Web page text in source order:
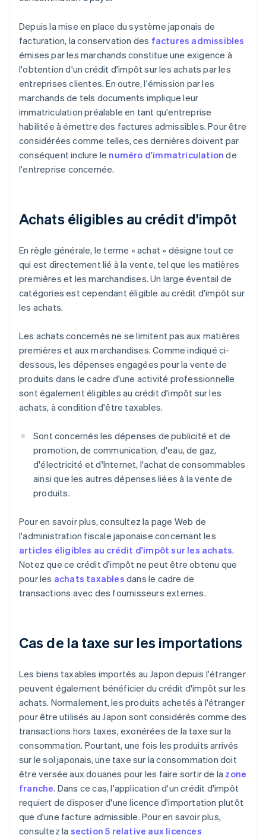
Depuis la mise en place du système japonais de
facturation, la conservation des factures admissibles
émises par les marchands constitue une exigence à
l'obtention d'un crédit d'impôt sur les achats par les
entreprises clientes. En outre, l'émission par les
marchands de tels documents implique leur
immatriculation préalable en tant qu'entreprise
habilitée à émettre des factures admissibles. Pour être
considérées comme telles, ces dernières doivent par
conséquent inclure le numéro d'immatriculation de
l'entreprise concernée.
Achats éligibles au crédit d'impôt
En règle générale, le terme « achat » désigne tout ce
qui est directement lié à la vente, tel que les matières
premières et les marchandises. Un large éventail de
catégories est cependant éligible au crédit d'impôt sur
les achats.
Les achats concernés ne se limitent pas aux matières
premières et aux marchandises. Comme indiqué ci-
dessous, les dépenses engagées pour la vente de
produits dans le cadre d'une activité professionnelle
sont également éligibles au crédit d'impôt sur les
achats, à condition d'être taxables.
Sont concernés les dépenses de publicité et de
promotion, de communication, d'eau, de gaz,
d'électricité et d'Internet, l'achat de consommables
ainsi que les autres dépenses liées à la vente de
produits.
Pour en savoir plus, consultez la page Web de
l'administration fiscale japonaise concernant les
articles éligibles au crédit d'impôt sur les achats.
Notez que ce crédit d'impôt ne peut être obtenu que
pour les achats taxables dans le cadre de
transactions avec des fournisseurs externes.
Cas de la taxe sur les importations
Les biens taxables importés au Japon depuis l'étranger
peuvent également bénéficier du crédit d'impôt sur les
achats. Normalement, les produits achetés à l'étranger
pour être utilisés au Japon sont considérés comme des
transactions hors taxes, exonérées de la taxe sur la
consommation. Pourtant, une fois les produits arrivés
sur le sol japonais, une taxe sur la consommation doit
être versée aux douanes pour les faire sortir de la zone
franche. Dans ce cas, l'application d'un crédit d'impôt
requiert de disposer d'une licence d'importation plutôt
que d'une facture admissible. Pour en savoir plus,
consultez la section 5 relative aux licences